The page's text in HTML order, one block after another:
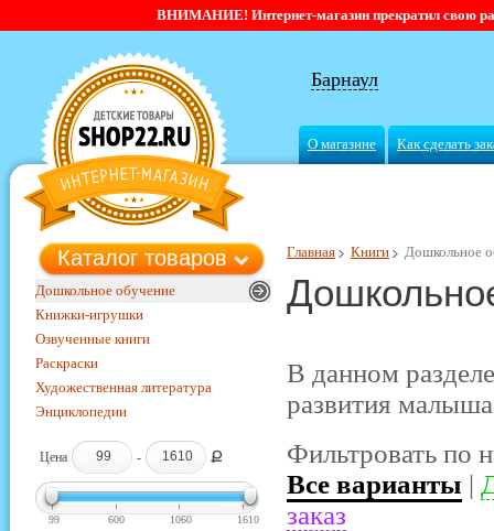
ВНИМАНИЕ! Интернет-магазин прекратил свою
Барнаул
О магазине Как сделать
Главная Книги Дошкольное
В данном
развития малыша
Фильтровать по
Все варианты |
заказ
Каталог товаров
Дошкольное обучение
Книжки-игрушки
Озвученные книги
Раскраски
Художественная литература
Энциклопедии
Цена - Ք
99 600 1060 1610